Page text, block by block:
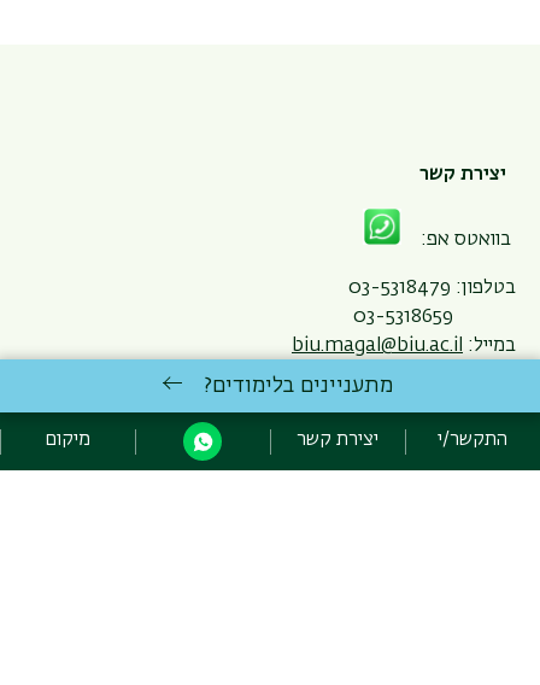
יצירת קשר
בוואטס אפ:
בטלפון: 03-5318479
במייל: biu.magal@biu.ac.il
מתעניינים בלימודים?
התקשר/י יצירת קשר מיקום